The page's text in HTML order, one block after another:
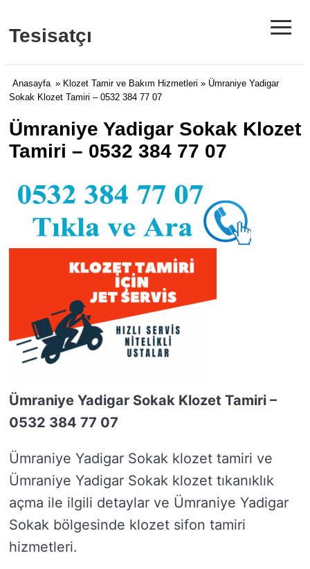
Tesisatçı ≡
Anasayfa » Klozet Tamir ve Bakım Hizmetleri » Ümraniye Yadigar
Sokak Klozet Tamiri – 0532 384 77 07
Ümraniye Yadigar Sokak Klozet
Tamiri – 0532 384 77 07
Ümraniye Yadigar Sokak Klozet Tamiri –
0532 384 77 07
Ümraniye Yadigar Sokak klozet tamiri ve
Ümraniye Yadigar Sokak klozet tıkanıklık
açma ile ilgili detaylar ve Ümraniye Yadigar
Sokak bölgesinde klozet sifon tamiri
hizmetleri.